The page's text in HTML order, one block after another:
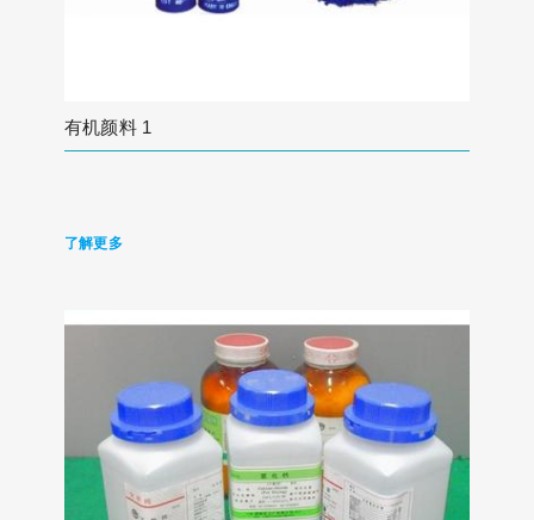
有机颜料 1
了解更多